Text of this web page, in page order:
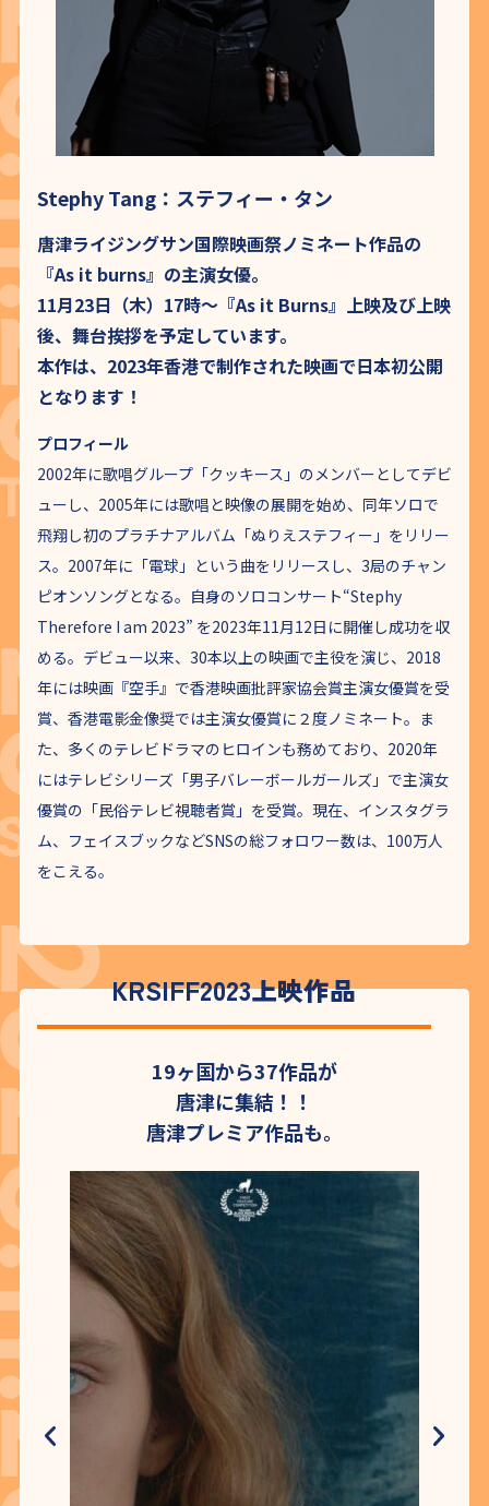
Stephy Tang：ステフィー・タン
唐津ライジングサン国際映画祭ノミネート作品の
『As it burns』の主演女優。
11月23日（木）17時～『As it Burns』上映及び上映
後、舞台挨拶を予定しています。
本作は、2023年香港で制作された映画で日本初公開
となります！
プロフィール
2002年に歌唱グループ「クッキース」のメンバーとしてデビ
ューし、2005年には歌唱と映像の展開を始め、同年ソロで
飛翔し初のプラチナアルバム「ぬりえステフィー」をリリー
ス。2007年に「電球」という曲をリリースし、3局のチャン
ピオンソングとなる。自身のソロコンサート“Stephy
Therefore I am 2023” を2023年11月12日に開催し成功を収
める。デビュー以来、30本以上の映画で主役を演じ、2018
年には映画『空手』で香港映画批評家協会賞主演女優賞を受
賞、香港電影金像奨では主演女優賞に２度ノミネート。ま
た、多くのテレビドラマのヒロインも務めており、2020年
にはテレビシリーズ「男子バレーボールガールズ」で主演女
優賞の「民俗テレビ視聴者賞」を受賞。現在、インスタグラ
ム、フェイスブックなどSNSの総フォロワー数は、100万人
をこえる。
KRSIFF2023上映作品
19ヶ国から37作品が
唐津に集結！！
唐津プレミア作品も。